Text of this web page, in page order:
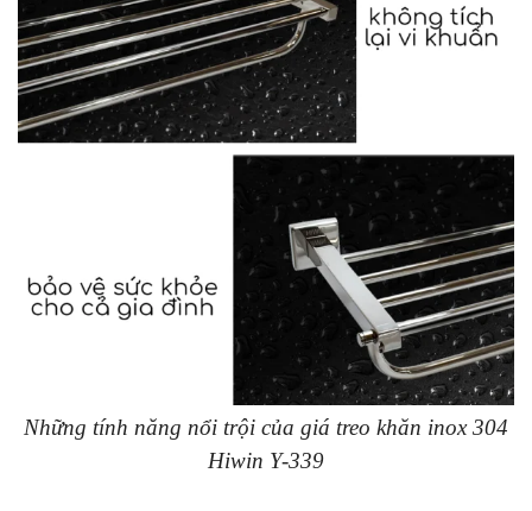
Những tính năng nổi trội của giá treo khăn inox 304
Hiwin Y-339